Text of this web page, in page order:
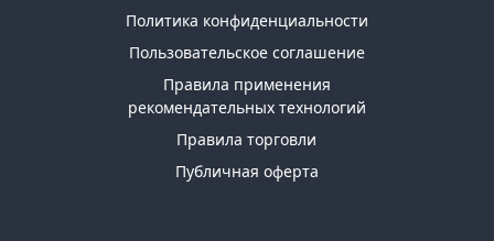
Политика конфиденциальности
Пользовательское соглашение
Правила применения
рекомендательных технологий
Правила торговли
Публичная оферта